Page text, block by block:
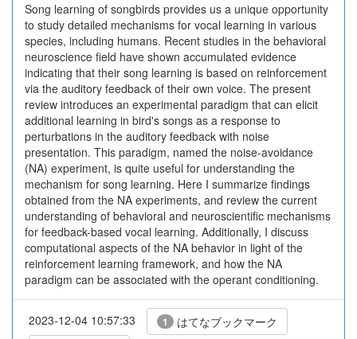
Song learning of songbirds provides us a unique opportunity
to study detailed mechanisms for vocal learning in various
species, including humans. Recent studies in the behavioral
neuroscience field have shown accumulated evidence
indicating that their song learning is based on reinforcement
via the auditory feedback of their own voice. The present
review introduces an experimental paradigm that can elicit
additional learning in bird's songs as a response to
perturbations in the auditory feedback with noise
presentation. This paradigm, named the noise-avoidance
(NA) experiment, is quite useful for understanding the
mechanism for song learning. Here I summarize findings
obtained from the NA experiments, and review the current
understanding of behavioral and neuroscientific mechanisms
for feedback-based vocal learning. Additionally, I discuss
computational aspects of the NA behavior in light of the
reinforcement learning framework, and how the NA
paradigm can be associated with the operant conditioning.
2023-12-04 10:57:33 1 はてなブックマーク